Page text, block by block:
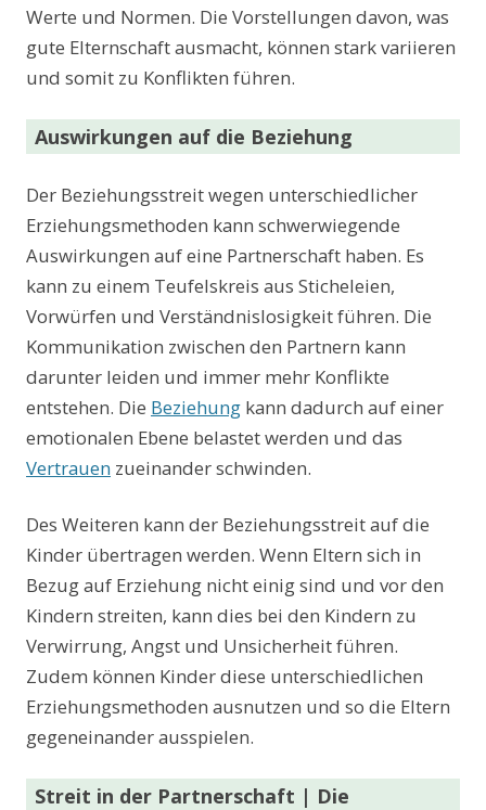
Werte und Normen. Die Vorstellungen davon, was
gute Elternschaft ausmacht, können stark variieren
und somit zu Konflikten führen.
Auswirkungen auf die Beziehung
Der Beziehungsstreit wegen unterschiedlicher
Erziehungsmethoden kann schwerwiegende
Auswirkungen auf eine Partnerschaft haben. Es
kann zu einem Teufelskreis aus Sticheleien,
Vorwürfen und Verständnislosigkeit führen. Die
Kommunikation zwischen den Partnern kann
darunter leiden und immer mehr Konflikte
entstehen. Die Beziehung kann dadurch auf einer
emotionalen Ebene belastet werden und das
Vertrauen zueinander schwinden.
Des Weiteren kann der Beziehungsstreit auf die
Kinder übertragen werden. Wenn Eltern sich in
Bezug auf Erziehung nicht einig sind und vor den
Kindern streiten, kann dies bei den Kindern zu
Verwirrung, Angst und Unsicherheit führen.
Zudem können Kinder diese unterschiedlichen
Erziehungsmethoden ausnutzen und so die Eltern
gegeneinander ausspielen.
Streit in der Partnerschaft | Die